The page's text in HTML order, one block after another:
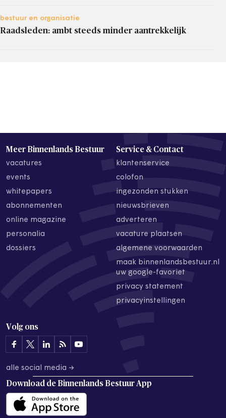
bestuur en organisatie
Raadsleden: ambt steeds minder aantrekkelijk
Meer Binnenlands Bestuur
vacatures
events
whitepapers
abonnementen
online magazine
personalia
dossiers
Service & Contact
klantenservice
colofon
ingezonden stukken
nieuwsbrieven
adverteren
vacature plaatsen
algemene voorwaarden
maak binnenlandsbestuur.nl
uw google-favoriet
privacy statement
privacyinstellingen
Volg ons
alle social media →
Download de Binnenlands Bestuur App